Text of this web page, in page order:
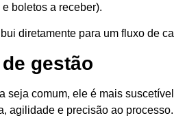
boletos a receber).
diretamente para um fluxo de
gestão
seja comum, ele é mais
agilidade e precisão ao processo.